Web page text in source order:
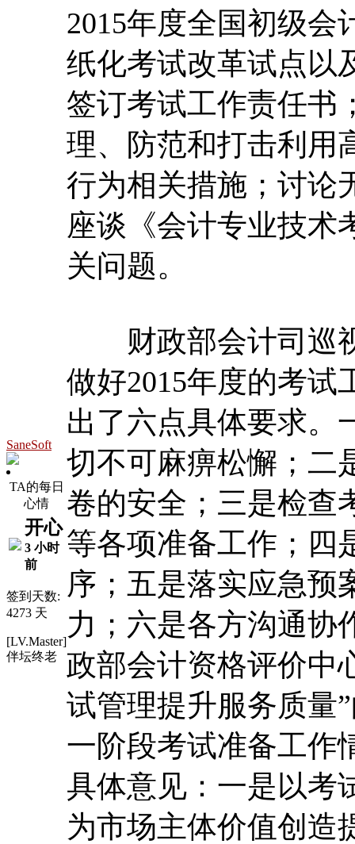
SaneSoft
TA的每日
心情
开心
3 小时
前
签到天数:
4273 天
[LV.Master]
伴坛终老
2015年度全国初级会
纸化考试改革试点以
签订考试工作责任书
理、防范和打击利用
行为相关措施；讨论
座谈《会计专业技术
关问题。
财政部会计司巡视
做好2015年度的考试
出了六点具体要求。
切不可麻痹松懈；二
卷的安全；三是检查
等各项准备工作；四
序；五是落实应急预
力；六是各方沟通协
政部会计资格评价中
试管理提升服务质量
一阶段考试准备工作
具体意见：一是以考
为市场主体价值创造